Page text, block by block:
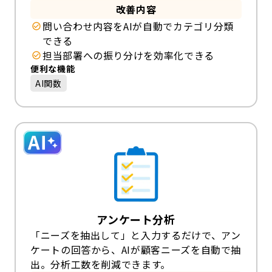
改善内容
問い合わせ内容をAIが自動でカテゴリ分類
できる
担当部署への振り分けを効率化できる
便利な機能
AI関数
アンケート分析
「ニーズを抽出して」と入力するだけで、アン
ケートの回答から、AIが顧客ニーズを自動で抽
出。分析工数を削減できます。